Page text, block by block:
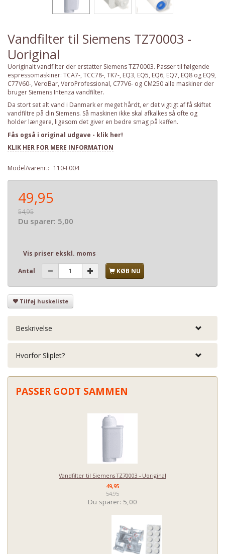
Vandfilter til Siemens TZ70003 -
Uoriginal
Uoriginalt vandfilter der erstatter Siemens TZ70003. Passer til følgende
espressomaskiner: TCA7-, TCC78-, TK7-, EQ3, EQ5, EQ6, EQ7, EQ8 og EQ9,
C77V60-, VeroBar, VeroProfessional, C77V6- og CM250 alle maskiner der
bruger Siemens Intenza vandfilter.
Da stort set alt vand i Danmark er meget hårdt, er det vigtigt af få skiftet
vandfiltre på din Siemens. Så maskinen ikke skal afkalkes så ofte og
holder længere, ligesom det giver en bedre smag på kaffen.
Fås også i original udgave - klik her!
KLIK HER FOR MERE INFORMATION
Model/varenr.: 110-F004
49,95
54,95
Du sparer: 5,00
Vis priser ekskl. moms
Antal KØB NU
Tilføj huskeliste
Beskrivelse
Hvorfor Sliplet?
PASSER GODT SAMMEN
Vandfilter til Siemens TZ70003 - Uoriginal
49,95
54,95
Du sparer: 5,00